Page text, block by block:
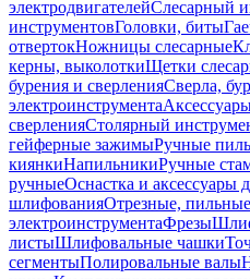
электродвигателейСлесарный
инструментовГоловки, биты
отвертокНожницы слесарные
керны, выколоткиЩетки
бурения и сверленияСверла,
электроинструмента
сверленияСтолярный
гейферные зажимыРучные
киянкиНапильникиРучные
ручныеОснастка и аксессуары
шлифованияОтрезные,
электроинструментаФрезы
листыШлифовальные чашки
сегментыПолировальные валы